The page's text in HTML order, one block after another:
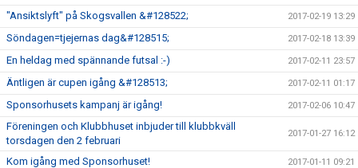
"Ansiktslyft" på Skogsvallen &#128522; 2017-02-19 13:29
Söndagen=tjejernas dag&#128515; 2017-02-18 13:39
En heldag med spännande futsal :-) 2017-02-11 23:57
Äntligen är cupen igång &#128513; 2017-02-11 01:17
Sponsorhusets kampanj är igång! 2017-02-06 10:47
Föreningen och Klubbhuset inbjuder till klubbkväll
torsdagen den 2 februari
2017-01-27 16:12
Kom igång med Sponsorhuset! 2017-01-11 09:21